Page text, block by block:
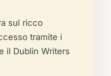
sul ricco
tramite i
il Dublin Writers